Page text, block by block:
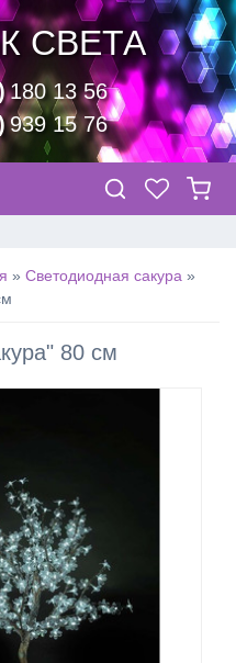
СВЕТА
180 13 56
939 15 76
» Светодиодная сакура »
80 см